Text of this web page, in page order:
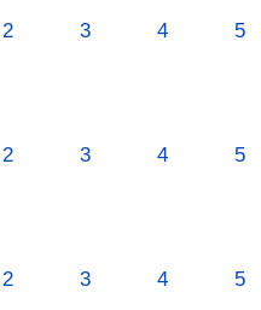
2 3 4 5
2 3 4 5
2 3 4 5